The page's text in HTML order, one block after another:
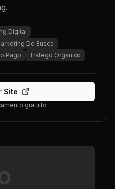
Digital
De Busca
Pago
Trafego Organico
Site
gratuito